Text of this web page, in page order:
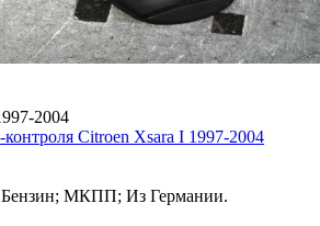
2004
Citroen Xsara I 1997-2004
Бензин; МКПП; Из Германии.